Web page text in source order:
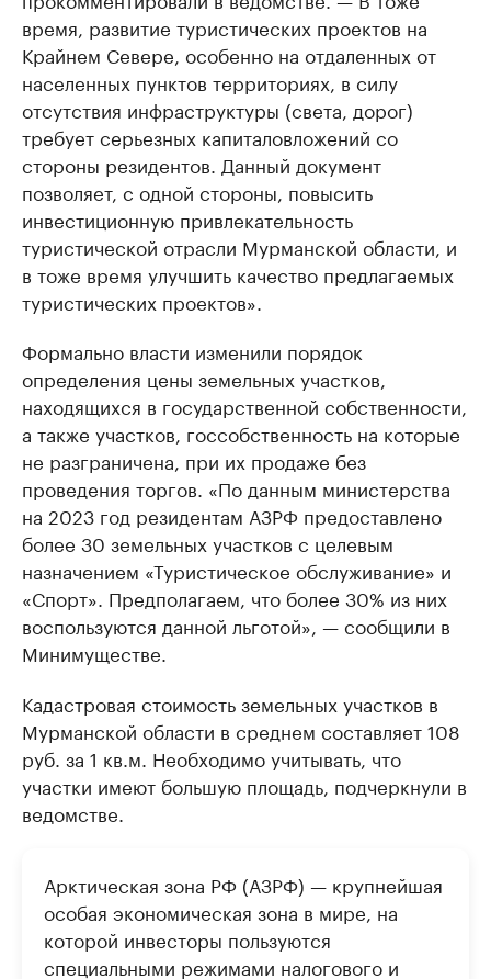
время, развитие туристических проектов на
Крайнем Севере, особенно на отдаленных от
населенных пунктов территориях, в силу
отсутствия инфраструктуры (света, дорог)
требует серьезных капиталовложений со
стороны резидентов. Данный документ
позволяет, с одной стороны, повысить
инвестиционную привлекательность
туристической отрасли Мурманской области, и
в тоже время улучшить качество предлагаемых
туристических проектов».
Формально власти изменили порядок
определения цены земельных участков,
находящихся в государственной собственности,
а также участков, госсобственность на которые
не разграничена, при их продаже без
проведения торгов. «По данным министерства
на 2023 год резидентам АЗРФ предоставлено
более 30 земельных участков с целевым
назначением «Туристическое обслуживание» и
«Спорт». Предполагаем, что более 30% из них
воспользуются данной льготой», — сообщили в
Минимуществе.
Кадастровая стоимость земельных участков в
Мурманской области в среднем составляет 108
руб. за 1 кв.м. Необходимо учитывать, что
участки имеют большую площадь, подчеркнули в
ведомстве.
Арктическая зона РФ (АЗРФ) — крупнейшая
особая экономическая зона в мире, на
которой инвесторы пользуются
специальными режимами налогового и